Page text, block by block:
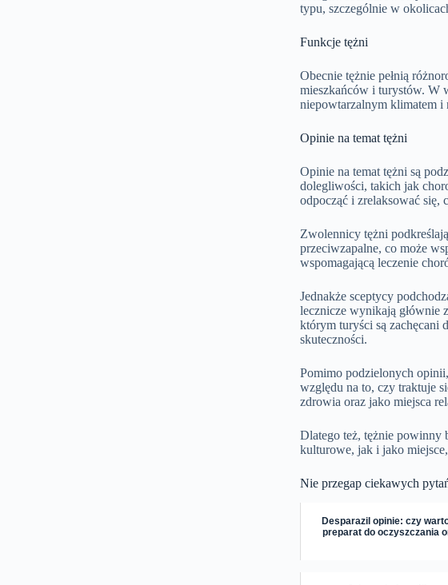
typu, szczególnie w
Funkcje tężni
Obecnie tężnie pełnią
mieszkańców i turystów. W
niepowtarzalnym klimatem
Opinie na temat tężni
Opinie na temat tężni są
dolegliwości, takich jak
odpocząć i zrelaksować się,
Zwolennicy tężni
przeciwzapalne, co może
wspomagającą leczenie
Jednakże sceptycy
lecznicze wynikają głównie
którym turyści są zachęcani
skuteczności.
Pomimo podzielonych
względu na to, czy traktuje
zdrowia oraz jako miejsca
Dlatego też, tężnie powinny
kulturowe, jak i jako
Nie przegap ciekawych
Desparazil opinie: czy
preparat do oczyszczania